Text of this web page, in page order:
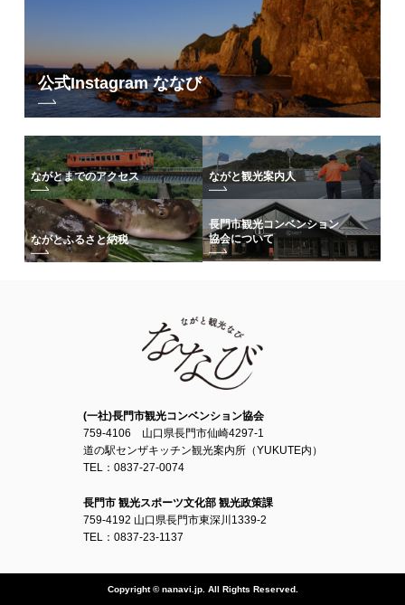
公式Instagram ななび
ながとまでのアクセス ながと観光案内人
ながとふるさと納税
長門市観光コンベンション
協会について
(一社)長門市観光コンベンション協会
759-4106 山口県長門市仙崎4297-1
道の駅センザキッチン観光案内所（YUKUTE内）
TEL：0837-27-0074
長門市 観光スポーツ文化部 観光政策課
759-4192 山口県長門市東深川1339-2
TEL：0837-23-1137
Copyright © nanavi.jp. All Rights Reserved.